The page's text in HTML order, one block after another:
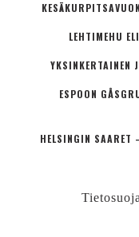
LEHTIMEHU
YKSINKERTAINEN
ESPOON
HELSINGIN SAARET